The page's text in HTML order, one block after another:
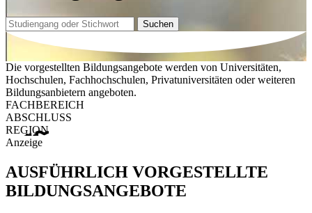
Suchen
Die vorgestellten Bildungsangebote werden von Universitäten,
Hochschulen, Fachhochschulen, Privatuniversitäten oder weiteren
Bildungsanbietern angeboten.
FACHBEREICH
ABSCHLUSS
REGION
Anzeige
AUSFÜHRLICH VORGESTELLTE
BILDUNGSANGEBOTE